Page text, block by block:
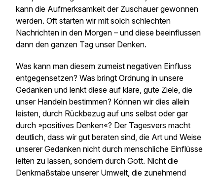
kann die Aufmerksamkeit der Zuschauer gewonnen
werden. Oft starten wir mit solch schlechten
Nachrichten in den Morgen – und diese beeinflussen
dann den ganzen Tag unser Denken.
Was kann man diesem zumeist negativen Einfluss
entgegensetzen? Was bringt Ordnung in unsere
Gedanken und lenkt diese auf klare, gute Ziele, die
unser Handeln bestimmen? Können wir dies allein
leisten, durch Rückbezug auf uns selbst oder gar
durch »positives Denken«? Der Tagesvers macht
deutlich, dass wir gut beraten sind, die Art und Weise
unserer Gedanken nicht durch menschliche Einflüsse
leiten zu lassen, sondern durch Gott. Nicht die
Denkmaßstäbe unserer Umwelt, die zunehmend